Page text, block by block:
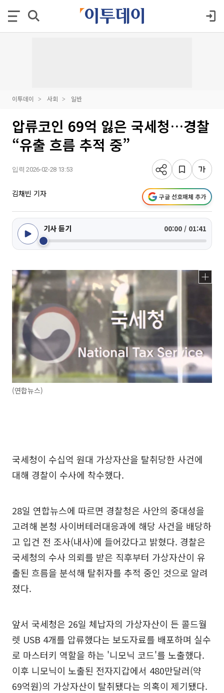
이투데이 사회 일반
압류코인 69억 잃은 국세청…경찰
“유출 흐름 추적 중”
입력 2026-02-28 13:53
김채빈 기자 구글 선호매체 추가
기사 듣기 00:00 / 01:41
(연합뉴스)
국세청이 수십억 원대 가상자산을 탈취당한 사건에
대해 경찰이 수사에 착수했다.
28일 연합뉴스에 따르면 경찰청은 사안의 중대성을
고려해 본청 사이버테러대응과에 해당 사건을 배당하
고 입건 전 조사(내사)에 들어갔다고 밝혔다. 경찰은
국세청의 수사 의뢰를 받은 직후부터 가상자산이 유
출된 흐름을 분석해 탈취자를 추적 중인 것으로 알려
졌다.
앞서 국세청은 26일 체납자의 가상자산이 든 콜드월
렛 USB 4개를 압류했다는 보도자료를 배포하며 실수
로 마스터키 역할을 하는 '니모닉 코드'를 노출했다.
이후 니모닉이 노출된 전자지갑에서 480만달러(약
69억원)의 가상자산이 탈취됐다는 의혹이 제기됐다.